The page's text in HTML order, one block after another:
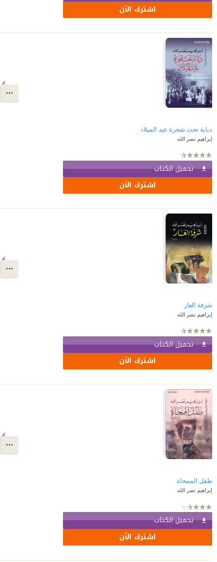
اشترك الآن
دبابة تحت شجرة عيد الميلاد
إبراهيم نصر الله
تحميل الكتاب
اشترك الآن
شرفة العار
إبراهيم نصر الله
تحميل الكتاب
اشترك الآن
طفل الممحاة
إبراهيم نصر الله
تحميل الكتاب
اشترك الآن